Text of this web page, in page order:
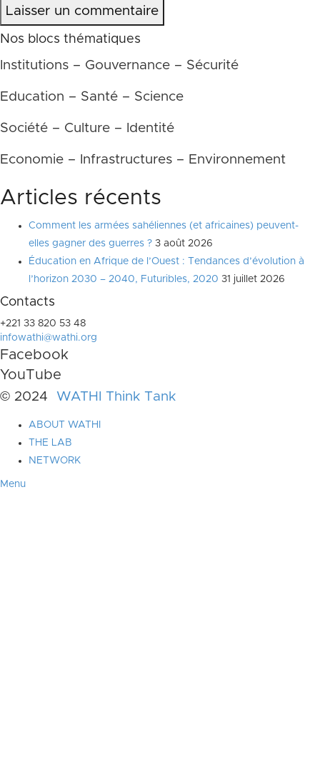
Laisser un commentaire
Nos blocs thématiques
Institutions – Gouvernance – Sécurité
Education – Santé – Science
Société – Culture – Identité
Economie – Infrastructures – Environnement
Articles récents
Comment les armées sahéliennes (et africaines) peuvent-
elles gagner des guerres ? 3 août 2026
Éducation en Afrique de l’Ouest : Tendances d’évolution à
l’horizon 2030 – 2040, Futuribles, 2020 31 juillet 2026
Contacts
+221 33 820 53 48
infowathi@wathi.org
Facebook
YouTube
© 2024 WATHI Think Tank
ABOUT WATHI
THE LAB
NETWORK
Menu